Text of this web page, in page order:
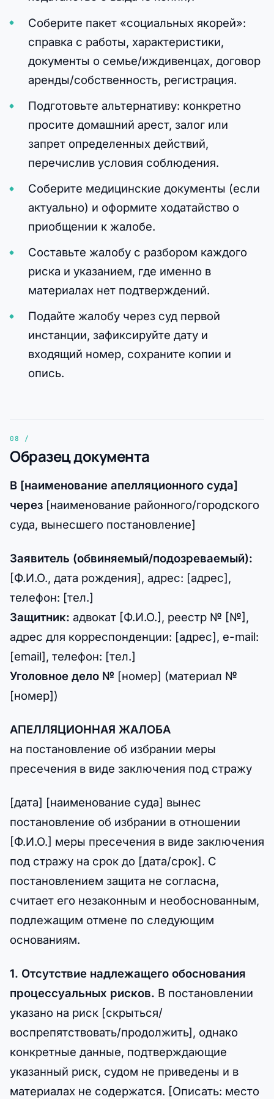
Соберите пакет «социальных якорей»:
справка с работы, характеристики,
документы о семье/иждивенцах, договор
аренды/собственность, регистрация.
Подготовьте альтернативу: конкретно
просите домашний арест, залог или
запрет определенных действий,
перечислив условия соблюдения.
Соберите медицинские документы (если
актуально) и оформите ходатайство о
приобщении к жалобе.
Составьте жалобу с разбором каждого
риска и указанием, где именно в
материалах нет подтверждений.
Подайте жалобу через суд первой
инстанции, зафиксируйте дату и
входящий номер, сохраните копии и
опись.
Образец документа
В [наименование апелляционного суда]
через [наименование районного/городского
суда, вынесшего постановление]
Заявитель (обвиняемый/подозреваемый):
[Ф.И.О., дата рождения], адрес: [адрес],
телефон: [тел.]
Защитник: адвокат [Ф.И.О.], реестр № [№],
адрес для корреспонденции: [адрес], e-mail:
[email], телефон: [тел.]
Уголовное дело № [номер] (материал №
[номер])
АПЕЛЛЯЦИОННАЯ ЖАЛОБА
на постановление об избрании меры
пресечения в виде заключения под стражу
[дата] [наименование суда] вынес
постановление об избрании в отношении
[Ф.И.О.] меры пресечения в виде заключения
под стражу на срок до [дата/срок]. С
постановлением защита не согласна,
считает его незаконным и необоснованным,
подлежащим отмене по следующим
основаниям.
1. Отсутствие надлежащего обоснования
процессуальных рисков. В постановлении
указано на риск [скрыться/
воспрепятствовать/продолжить], однако
конкретные данные, подтверждающие
указанный риск, судом не приведены и в
материалах не содержатся. [Описать: место